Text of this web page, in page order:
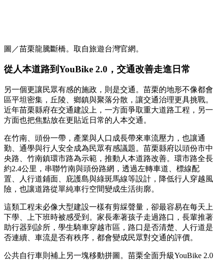
圖／苗栗龍騰斷橋。取自旅遊台灣官網。
從人本道路到YouBike 2.0，交通改善走進日常
另一個更讓民眾有感的施政，則是交通。苗栗的地形不像都會
區平坦密集，丘陵、鄉鎮與聚落分散，讓交通治理更具挑戰。
近年苗栗縣府在交通建設上，一方面爭取重大道路工程，另一
方面也把焦點放在更貼近日常的人本交通。
在竹南、頭份一帶，產業與人口成長帶來車流壓力，也讓通
勤、通學與行人安全成為民眾有感議題。苗栗縣府以頭份市中
央路、竹南鎮環市路為示範，推動人本道路改善。環市路全長
約2.4公里，串聯竹南與頭份路網，透過左轉車道、標線配
置、人行道鋪面、庇護島與綠斑馬線等設計，降低行人穿越風
險，也讓道路從單純車行空間變成生活街廓。
這類工程未必像大型建設一樣有剪綵聲量，卻最容易在每天上
下學、上下班時被感受到。家長牽著孩子走過路口，長輩推著
助行器到診所，學生騎車穿越市區，路口是否清楚、人行道是
否連續、車流是否有秩序，都會變成民眾對交通的評價。
公共自行車則補上另一塊移動拼圖。苗栗全面升級YouBike 2.0